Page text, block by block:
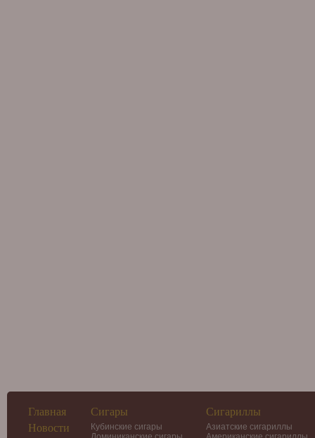
Главная
Новости
Сигары
Кубинские сигары
Сигариллы
Азиатские сигариллы